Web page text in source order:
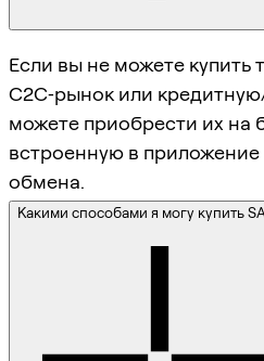
Если вы не можете купить
C2C‑рынок или
можете приобрести их на
встроенную в приложение
обмена.
Какими способами я могу купить